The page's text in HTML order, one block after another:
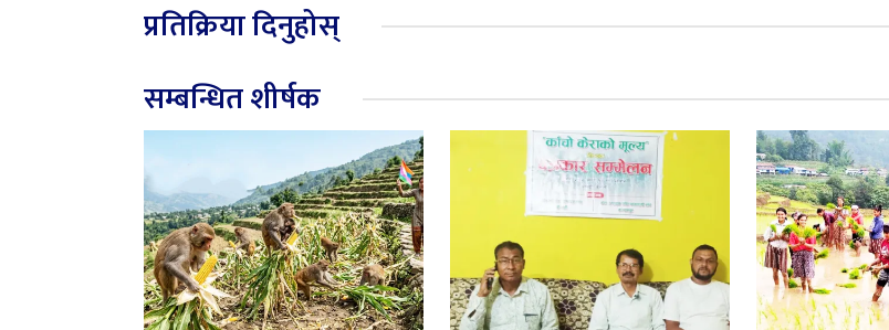
प्रतिक्रिया दिनुहोस्
सम्बन्धित शीर्षक